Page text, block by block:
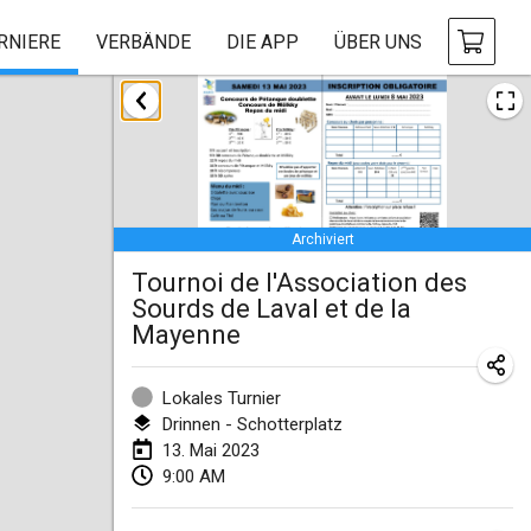
VERBÄNDE DIE APP ÜBER UNS
Archiviert
Tournoi de l'Association des
Sourds de Laval et de la
Mayenne
Lokales Turnier
Drinnen - Schotterplatz
13. Mai 2023
9:00 AM
Januar 2023
LE Tournoi de Noël
14. Jan. 2023|Frankreich
Indoor Polish Championship - Halowe Mistrzostwa Polski w Mölkky
14. Jan. 2023|Polen
Tournoi Mixte ASPTTOM
21. Jan. 2023|Frankreich
28. Jan. 2023
US Mölkky Winter